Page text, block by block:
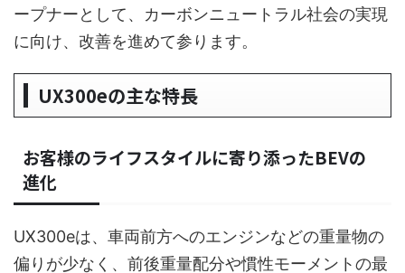
ープナーとして、カーボンニュートラル社会の実現
に向け、改善を進めて参ります。
UX300eの主な特長
お客様のライフスタイルに寄り添ったBEVの
進化
UX300eは、車両前方へのエンジンなどの重量物の
偏りが少なく、前後重量配分や慣性モーメントの最